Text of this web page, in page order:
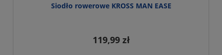
Siodło rowerowe KROSS MAN EASE
119,99 zł